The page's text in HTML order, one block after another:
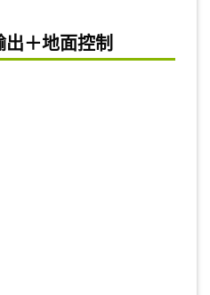
＋地面控制